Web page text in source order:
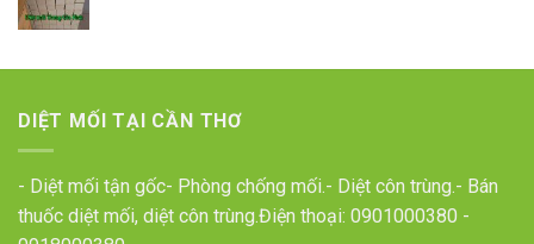
DIỆT MỐI TẠI CẦN THƠ
- Diệt mối tận gốc- Phòng chống mối.- Diệt côn trùng.- Bán
thuốc diệt mối, diệt côn trùng.Điện thoại: 0901000380 -